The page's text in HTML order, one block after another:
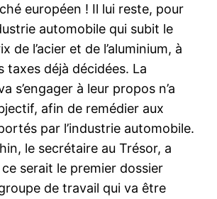
européen ! Il lui reste, pour
automobile qui subit le
de l’acier et de l’aluminium, à
taxes déjà décidées. La
s’engager à leur propos n’a
afin de remédier aux
par l’industrie automobile.
le secrétaire au Trésor, a
serait le premier dossier
de travail qui va être